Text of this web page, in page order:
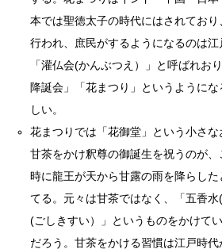
本では聖徳太子の時代にはされてお
行われ、庶民がするようになるのは
「灌仏会(かんぶつえ）」と呼ばれお
降誕会」「花まつり」というように
しい。
花まつりでは「花御堂」という小さな
甘茶をかけ釈尊の御誕生を祝うのが
時に龍王が天から甘露の雨を降らした
てる。元々は甘茶ではなく、「五香
(ごしきすい）」というものをかけて
だろう。甘茶をかける習慣は江戸時